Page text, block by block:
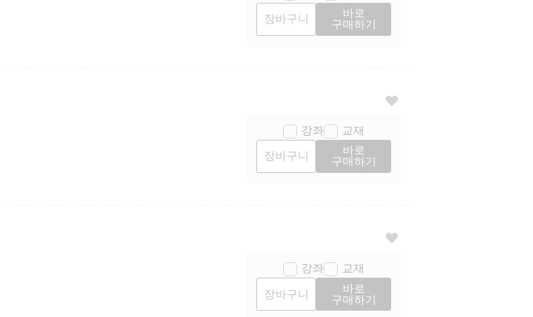
장바구니
바로
구매하기
강좌 교재
장바구니
바로
구매하기
강좌 교재
장바구니
바로
구매하기